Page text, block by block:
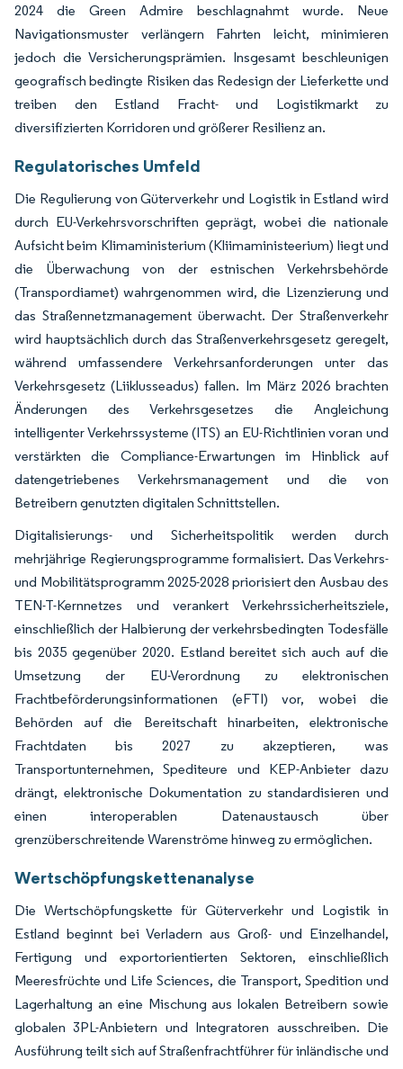
2024 die Green Admire beschlagnahmt wurde. Neue
Navigationsmuster verlängern Fahrten leicht, minimieren
jedoch die Versicherungsprämien. Insgesamt beschleunigen
geografisch bedingte Risiken das Redesign der Lieferkette und
treiben den Estland Fracht- und Logistikmarkt zu
diversifizierten Korridoren und größerer Resilienz an.
Regulatorisches Umfeld
Die Regulierung von Güterverkehr und Logistik in Estland wird
durch EU-Verkehrsvorschriften geprägt, wobei die nationale
Aufsicht beim Klimaministerium (Kliimaministeerium) liegt und
die Überwachung von der estnischen Verkehrsbehörde
(Transpordiamet) wahrgenommen wird, die Lizenzierung und
das Straßennetzmanagement überwacht. Der Straßenverkehr
wird hauptsächlich durch das Straßenverkehrsgesetz geregelt,
während umfassendere Verkehrsanforderungen unter das
Verkehrsgesetz (Liiklusseadus) fallen. Im März 2026 brachten
Änderungen des Verkehrsgesetzes die Angleichung
intelligenter Verkehrssysteme (ITS) an EU-Richtlinien voran und
verstärkten die Compliance-Erwartungen im Hinblick auf
datengetriebenes Verkehrsmanagement und die von
Betreibern genutzten digitalen Schnittstellen.
Digitalisierungs- und Sicherheitspolitik werden durch
mehrjährige Regierungsprogramme formalisiert. Das Verkehrs-
und Mobilitätsprogramm 2025-2028 priorisiert den Ausbau des
TEN-T-Kernnetzes und verankert Verkehrssicherheitsziele,
einschließlich der Halbierung der verkehrsbedingten Todesfälle
bis 2035 gegenüber 2020. Estland bereitet sich auch auf die
Umsetzung der EU-Verordnung zu elektronischen
Frachtbeförderungsinformationen (eFTI) vor, wobei die
Behörden auf die Bereitschaft hinarbeiten, elektronische
Frachtdaten bis 2027 zu akzeptieren, was
Transportunternehmen, Spediteure und KEP-Anbieter dazu
drängt, elektronische Dokumentation zu standardisieren und
einen interoperablen Datenaustausch über
grenzüberschreitende Warenströme hinweg zu ermöglichen.
Wertschöpfungskettenanalyse
Die Wertschöpfungskette für Güterverkehr und Logistik in
Estland beginnt bei Verladern aus Groß- und Einzelhandel,
Fertigung und exportorientierten Sektoren, einschließlich
Meeresfrüchte und Life Sciences, die Transport, Spedition und
Lagerhaltung an eine Mischung aus lokalen Betreibern sowie
globalen 3PL-Anbietern und Integratoren ausschreiben. Die
Ausführung teilt sich auf Straßenfrachtführer für inländische und